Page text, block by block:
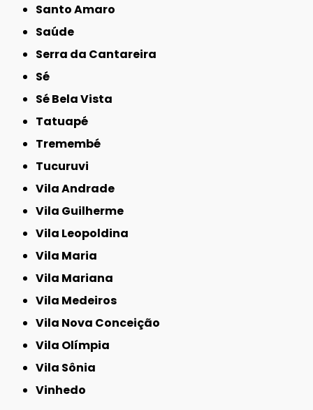
Santo Amaro
Saúde
Serra da Cantareira
Sé
Sé Bela Vista
Tatuapé
Tremembé
Tucuruvi
Vila Andrade
Vila Guilherme
Vila Leopoldina
Vila Maria
Vila Mariana
Vila Medeiros
Vila Nova Conceição
Vila Olímpia
Vila Sônia
Vinhedo